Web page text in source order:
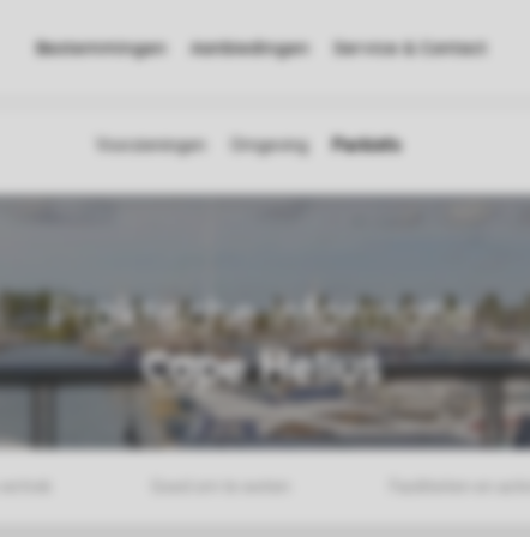
Bestemmingen Aanbiedingen Service & Contact